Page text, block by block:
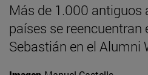
Más de 1.000 antiguos
países se reencuentran
Sebastián en el Alumni